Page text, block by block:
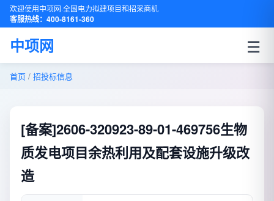
欢迎使用中项网·全国电力拟建项目和招采商机
客服热线：400-8161-360
中项网 ☰
首页 / 招投标信息
[备案]2606-320923-89-01-469756生物
质发电项目余热利用及配套设施升级改
造